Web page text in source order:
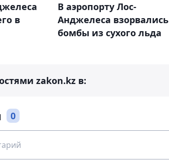
в
В аэропорту Лос-
Анджелеса взорвались
бомбы из сухого льда
zakon.kz в:
0